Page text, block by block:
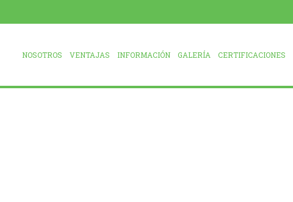
NOSOTROS VENTAJAS INFORMACIÓN GALERÍA CERTIFICACIONES